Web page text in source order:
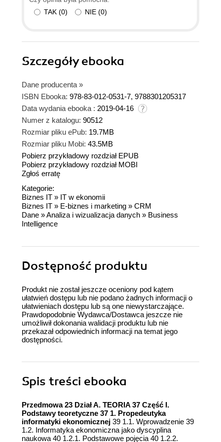
TAK (0) NIE (0)
Szczegółyebooka
Dane producenta »
ISBN Ebooka: 978-83-012-0531-7, 9788301205317
Data wydania ebooka : 2019-04-16
Numer z katalogu: 90512
Rozmiar pliku ePub: 19.7MB
Rozmiar pliku Mobi: 43.5MB
Pobierz przykładowy rozdział EPUB
Pobierz przykładowy rozdział MOBI
Zgłoś erratę
Kategorie:
Biznes IT » IT w ekonomii
Biznes IT » E-biznes i marketing » CRM
Dane »Analiza i wizualizacja danych » Business
Intelligence
Dostępność produktu
Produkt nie został jeszcze oceniony pod kątem
ułatwień dostępu lub nie podano żadnych informacji o
ułatwieniach dostępu lub są one niewystarczające.
Prawdopodobnie Wydawca/Dostawca jeszcze nie
umożliwił dokonania walidacji produktu lub nie
przekazał odpowiednich informacji na temat jego
dostępności.
Spis treści ebooka
Przedmowa 23 Dział A. TEORIA 37 Część I.
Podstawy teoretyczne 37 1. Propedeutyka
informatyki ekonomicznej 39 1.1. Wprowadzenie 39
1.2. Informatyka ekonomiczna jako dyscyplina
naukowa 40 1.2.1. Podstawowe pojęcia 40 1.2.2.